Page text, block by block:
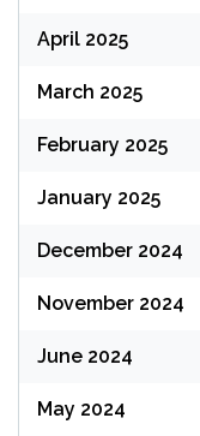
April 2025
March 2025
February 2025
January 2025
December 2024
November 2024
June 2024
May 2024